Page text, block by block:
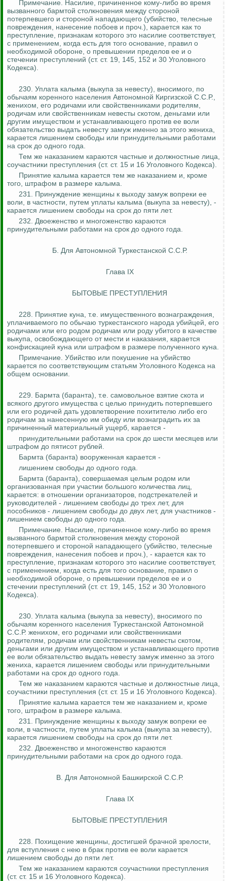
Примечание. Насилие, причиненное кому-либо во время
вызванного бармтой столкновения между стороной
потерпевшего и стороной нападающего (убийство, телесные
повреждения, нанесение побоев и проч.), карается как то
преступление, признакам которого это насилие соответствует,
с применением, когда есть для того основание, правил о
необходимой обороне, о превышении пределов ее и о
стечении преступлений (ст. ст. 19, 145, 152 и 30 Уголовного
Кодекса).
230. Уплата калыма (выкупа за невесту), вносимого, по
обычаям коренного населения Автономной Киргизской С.С.Р.,
женихом, его родичами или свойственниками родителям,
родичам или свойственникам невесты скотом, деньгами или
другим имуществом и устанавливающего против ее воли
обязательство выдать невесту замуж именно за этого жениха,
карается лишением свободы или принудительными работами
на срок до одного года.
Тем же наказанием караются частные и должностные лица,
соучастники преступления (ст. ст. 15 и 16 Уголовного Кодекса).
Принятие калыма карается тем же наказанием и, кроме
того, штрафом в размере калыма.
231. Принуждение женщины к выходу замуж вопреки ее
воли, в частности, путем уплаты калыма (выкупа за невесту), -
карается лишением свободы на срок до пяти лет.
232. Двоеженство и многоженство караются
принудительными работами на срок до одного года.
Б. Для Автономной Туркестанской С.С.Р.
Глава IX
БЫТОВЫЕ ПРЕСТУПЛЕНИЯ
228. Принятие куна, т.е. имущественного вознаграждения,
уплачиваемого по обычаю туркестанского народа убийцей, его
родичами или его родом родичам или роду убитого в качестве
выкупа, освобождающего от мести и наказания, карается
конфискацией куна или штрафом в размере полученного куна.
Примечание. Убийство или покушение на убийство
карается по соответствующим статьям Уголовного Кодекса на
общем основании.
229. Бармта (баранта), т.е. самовольное взятие скота и
всякого другого имущества с целью принудить потерпевшего
или его родичей дать удовлетворение похитителю либо его
родичам за нанесенную им обиду или вознаградить их за
причиненный материальный ущерб, карается -
принудительными работами на срок до шести месяцев или
штрафом до пятисот рублей.
Бармта (баранта) вооруженная карается -
лишением свободы до одного года.
Бармта (баранта), совершаемая целым родом или
организованная при участии большого количества лиц,
карается: в отношении организаторов, подстрекателей и
руководителей - лишением свободы до трех лет, для
пособников - лишением свободы до двух лет, для участников -
лишением свободы до одного года.
Примечание. Насилие, причиненное кому-либо во время
вызванного бармтой столкновения между стороной
потерпевшего и стороной нападающего (убийство, телесные
повреждения, нанесения побоев и проч.), - карается как то
преступление, признакам которого это насилие соответствует,
с применением, когда есть для того основание, правил о
необходимой обороне, о превышении пределов ее и о
стечении преступлений (ст. ст. 19, 145, 152 и 30 Уголовного
Кодекса).
230. Уплата калыма (выкупа за невесту), вносимого по
обычаям коренного населения Туркестанской Автономной
С.С.Р. женихом, его родичами или свойственниками
родителям, родичам или свойственникам невесты скотом,
деньгами или другим имуществом и устанавливающего против
ее воли обязательство выдать невесту замуж именно за этого
жениха, карается лишением свободы или принудительными
работами на срок до одного года.
Тем же наказанием караются частные и должностные лица,
соучастники преступления (ст. ст. 15 и 16 Уголовного Кодекса).
Принятие калыма карается тем же наказанием и, кроме
того, штрафом в размере калыма.
231. Принуждение женщины к выходу замуж вопреки ее
воли, в частности, путем уплаты калыма (выкупа за невесту),
карается лишением свободы на срок до пяти лет.
232. Двоеженство и многоженство караются
принудительными работами на срок до одного года.
В. Для Автономной Башкирской С.С.Р.
Глава IX
БЫТОВЫЕ ПРЕСТУПЛЕНИЯ
228. Похищение женщины, достигшей брачной зрелости,
для вступления с нею в брак против ее воли карается
лишением свободы до пяти лет.
Тем же наказанием караются соучастники преступления
(ст. ст. 15 и 16 Уголовного Кодекса).